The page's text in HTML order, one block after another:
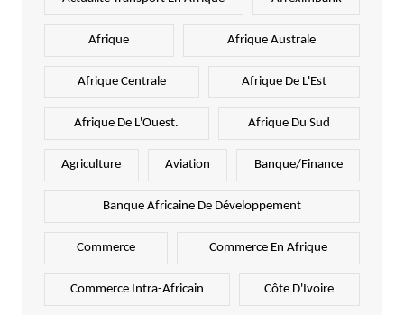
Afrique Afrique Australe
Afrique Centrale Afrique De L'Est
Afrique De L'Ouest. Afrique Du Sud
Agriculture Aviation Banque/Finance
Banque Africaine De Développement
Commerce Commerce En Afrique
Commerce Intra-Africain Côte D'Ivoire